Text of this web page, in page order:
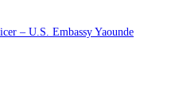
– U.S. Embassy Yaounde